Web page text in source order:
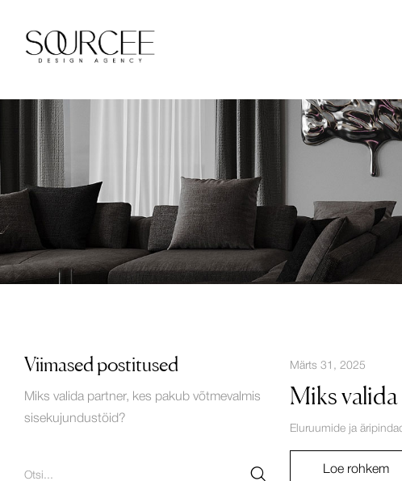
Viimased postitused
Miks valida partner, kes pakub võtmevalmis
sisekujundustöid?
Märts 31, 2025
Miks
Eluruumide ja
Loe rohkem